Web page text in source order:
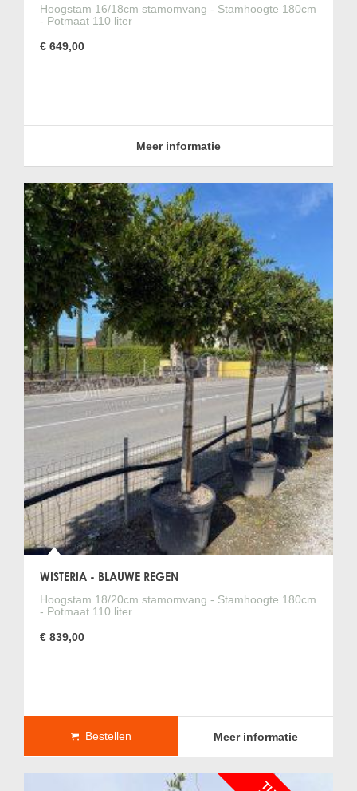
Hoogstam 16/18cm stamomvang - Stamhoogte 180cm
- Potmaat 110 liter
€ 649,00
Meer informatie
WISTERIA - BLAUWE REGEN
Hoogstam 18/20cm stamomvang - Stamhoogte 180cm
- Potmaat 110 liter
€ 839,00
Bestellen Meer informatie